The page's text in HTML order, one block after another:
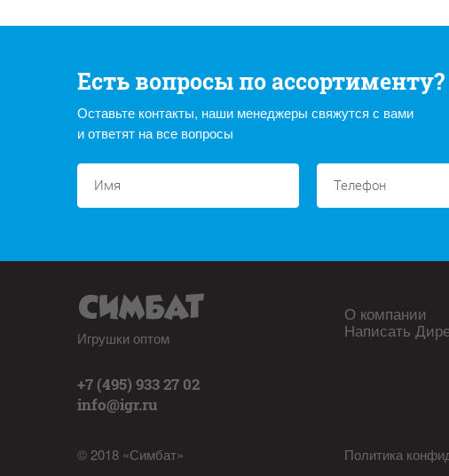
Есть вопросы по ассортименту?
Оставьте контакты, наши менеджеры свяжутся с вами
и ответят на все вопросы
Игрушки оптом
+7 (495) 933 27 02
info@igr.ru
© 2018 «Симбат»
О компании
Написать
Политика